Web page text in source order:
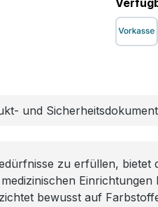
und
zu erfüllen, bietet
bewusst auf